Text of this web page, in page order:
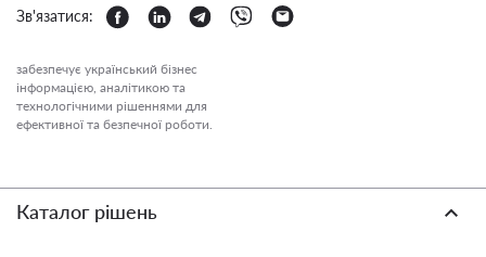
Зв'язатися:
забезпечує український бізнес
інформацією, аналітикою та
технологічними рішеннями для
ефективної та безпечної роботи.
Каталог рішень